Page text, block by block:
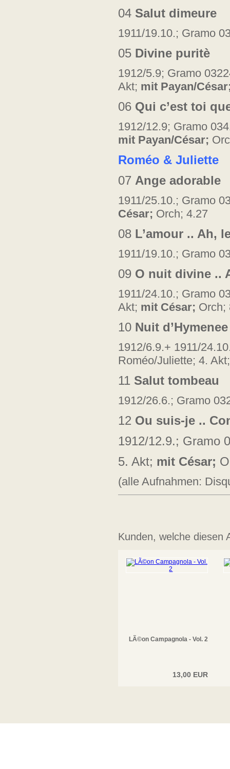
04 Salut dimeure
1911/19.10.; Gramo
05 Divine puritè
1912/5.9; Gramo
Akt; mit Payan/
06 Qui c’est toi
1912/12.9; Gramo
mit Payan/César;
Roméo & Juliette
07 Ange adorable
1911/25.10.; Gramo
César; Orch; 4.27
08 L’amour .. Ah,
1911/19.10.; Gramo
09 O nuit divine ..
1911/24.10.; Gramo
Akt; mit César; Orch;
10 Nuit
1912/6.9.+ 1911/
Roméo/Juliette; 4.
11 Salut tombeau
1912/26.6.; Gramo
12 Ou suis-je ..
1912/12.9.; Gramo
5. Akt; mit César;
(alle Aufnahmen:
Kunden, welche diesen
LÃ©on Campagnola - Vol. 2
13,00 EUR